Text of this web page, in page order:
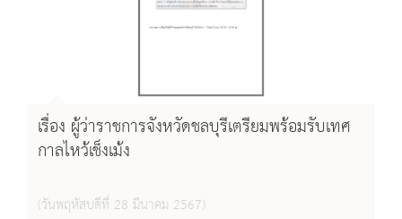
เรื่อง ผู้ว่าราชการจังหวัดชลบุรีเตรียมพร้อมรับเทศ
กาลไหว้เช็งเม้ง
(วันพฤหัสบดีที่ 28 มีนาคม 2567)